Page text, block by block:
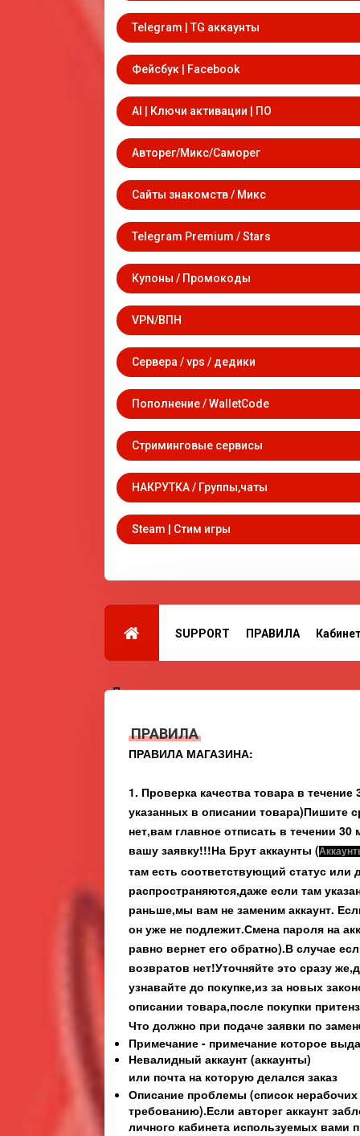
Telegram | TG аккаунты
Фейсбук | Facebook
AI | Ключи активации | ПО
Авторег/Микс/Саморег
Сайты знакомств / Микс
Telegram Premium / Stars
Купоны / Промокоды
VPN/ВПН
Сервера / vps / дедики
Пополнение / WalletCode
Стриминговые сервисы
НАКРУТКА / Группы,чаты
Steam | Стим игры
SUPPORT ПРАВИЛА
Партнеры
ПРАВИЛА
ПРАВИЛА МАГАЗИНА:
1. Проверка качества товара в
указанных в описании товара)Пишите
нет,вам главное отписать в течении
вашу заявку!!!На Брут аккаунты (
там есть соответствующий статус или
распространяются,даже если там
раньше,мы вам не заменим аккаунт.
он уже не подлежит.Смена пароля на
равно вернет его обратно).В случае
возвратов нет!Уточняйте это сразу
узнавайте до покупке,из за новых
описании товара,после покупки
Что должно при подаче заявки по
Примечание - примечание которое
Невалидный аккаунт (аккаунты)
или почта на которую делался заказ
Описание проблемы (список нерабочих
требованию).Если авторег аккаунт
личного кабинета используемых вами